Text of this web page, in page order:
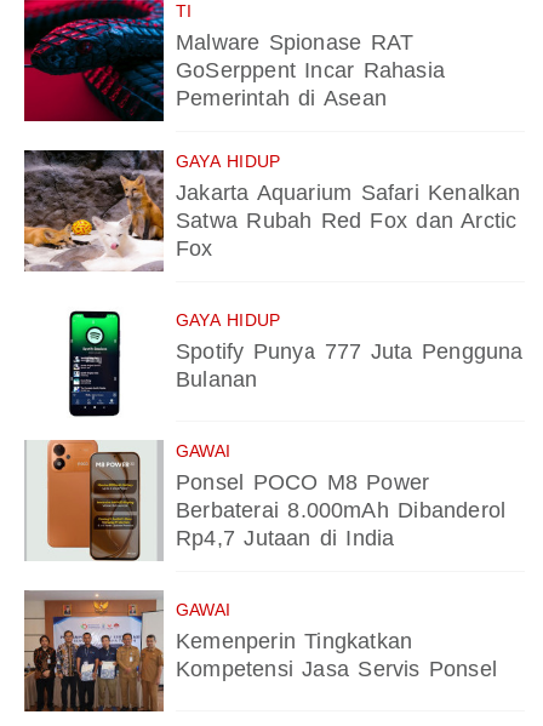
TI
Malware Spionase RAT
GoSerppent Incar Rahasia
Pemerintah di Asean
GAYA HIDUP
Jakarta Aquarium Safari Kenalkan
Satwa Rubah Red Fox dan Arctic
Fox
GAYA HIDUP
Spotify Punya 777 Juta Pengguna
Bulanan
GAWAI
Ponsel POCO M8 Power
Berbaterai 8.000mAh Dibanderol
Rp4,7 Jutaan di India
GAWAI
Kemenperin Tingkatkan
Kompetensi Jasa Servis Ponsel